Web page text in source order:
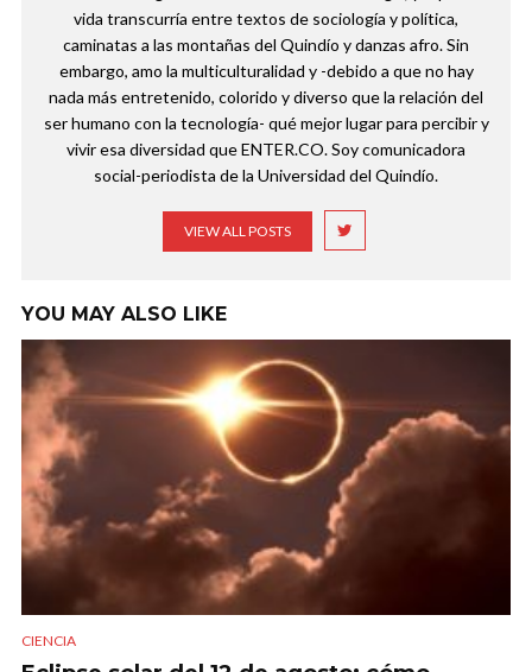
vida transcurría entre textos de sociología y política,
caminatas a las montañas del Quindío y danzas afro. Sin
embargo, amo la multiculturalidad y -debido a que no hay
nada más entretenido, colorido y diverso que la relación del
ser humano con la tecnología- qué mejor lugar para percibir y
vivir esa diversidad que ENTER.CO. Soy comunicadora
social-periodista de la Universidad del Quindío.
VIEW ALL POSTS
YOU MAY ALSO LIKE
CIENCIA